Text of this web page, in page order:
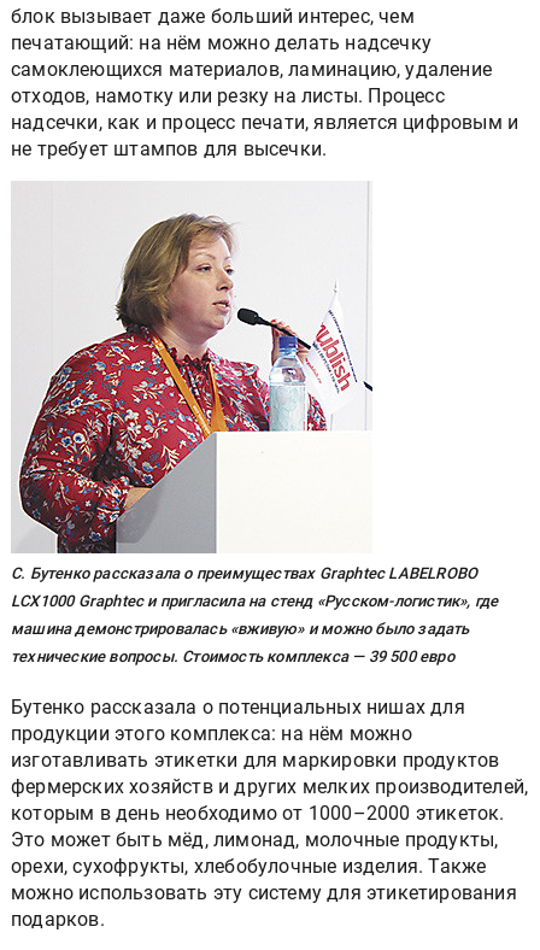
блок вызывает даже больший интерес, чем
печатающий: на нём можно делать надсечку
самоклеющихся материалов, ламинацию, удаление
отходов, намотку или резку на листы. Процесс
надсечки, как и процесс печати, является цифровым и
не требует штампов для высечки.
С. Бутенко рассказала о преимуществах Graphtec LABELROBO
LCX1000 Graphtec и пригласила на стенд «Русском-логистик», где
машина демонстрировалась «вживую» и можно было задать
технические вопросы. Стоимость комплекса — 39 500 евро
Бутенко рассказала о потенциальных нишах для
продукции этого комплекса: на нём можно
изготавливать этикетки для маркировки продуктов
фермерских хозяйств и других мелких производителей,
которым в день необходимо от 1000–2000 этикеток.
Это может быть мёд, лимонад, молочные продукты,
орехи, сухофрукты, хлебобулочные изделия. Также
можно использовать эту систему для этикетирования
подарков.